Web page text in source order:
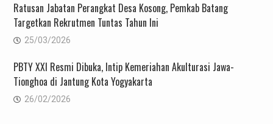
Ratusan Jabatan Perangkat Desa Kosong, Pemkab Batang
Targetkan Rekrutmen Tuntas Tahun Ini
25/03/2026
PBTY XXI Resmi Dibuka, Intip Kemeriahan Akulturasi Jawa-
Tionghoa di Jantung Kota Yogyakarta
26/02/2026